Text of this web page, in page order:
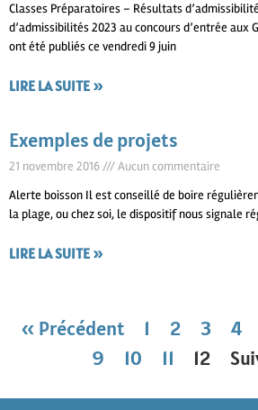
Classes Préparatoires – Résultats
d’admissibilités 2023 au concours d’entrée aux
ont été publiés ce vendredi 9 juin
LIRE LA SUITE »
Exemples de projets
21 novembre 2016
Aucun commentaire
Alerte boisson Il est conseillé de boire
la plage, ou chez soi, le dispositif nous signale
LIRE LA SUITE »
« Précédent 1 2 3 4
9
10 11 12